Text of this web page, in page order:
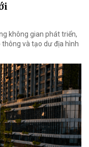
không gian phát triển,
và tạo dư địa hình